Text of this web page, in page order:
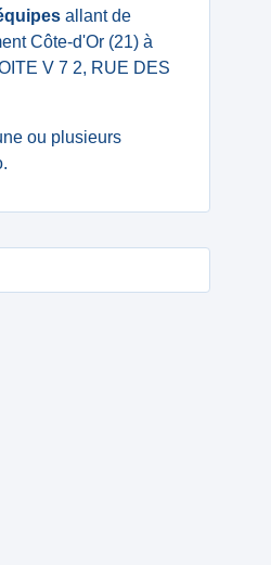
allant de
Côte-d'Or (21) à
V 7 2, RUE DES
ou plusieurs